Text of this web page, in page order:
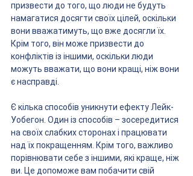
призвести до того, що люди не будуть
намагатися досягти своїх цілей, оскільки
вони вважатимуть, що вже досягли їх.
Крім того, він може призвести до
конфліктів із іншими, оскільки люди
можуть вважати, що вони кращі, ніж вони
є насправді.
Є кілька способів уникнути ефекту Лейк-
Уобегон. Один із способів – зосередитися
на своїх слабких сторонах і працювати
над їх покращенням. Крім того, важливо
порівнювати себе з іншими, які краще, ніж
ви. Це допоможе вам побачити свій